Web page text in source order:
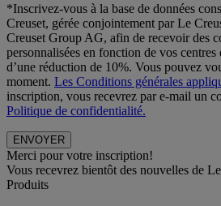
*Inscrivez-vous à la base de données
Creuset, gérée conjointement par Le
Creuset Group AG, afin de recevoir des
personnalisées en fonction de vos centres
d’une réduction de 10%. Vous pouvez
moment. Les Conditions générales
inscription, vous recevrez par e-mail un
Politique de confidentialité.
Merci pour votre inscription!
Vous recevrez bientôt des nouvelles de
Produits